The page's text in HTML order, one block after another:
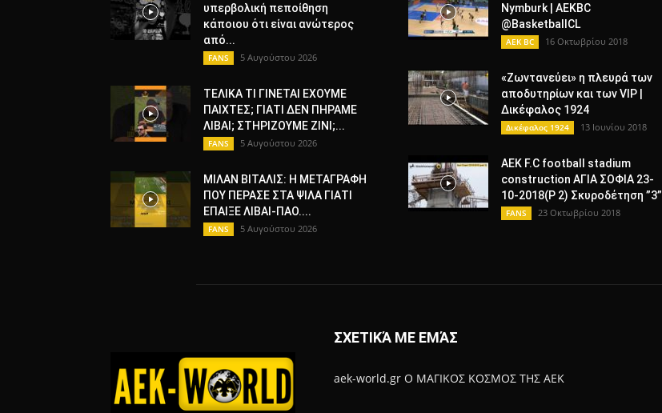
υπερβολική πεποίθηση
κάποιου ότι είναι ανώτερος
από...
FANS 5 Αυγούστου 2026
ΤΕΛΙΚΑ ΤΙ ΓΙΝΕΤΑΙ ΕΧΟΥΜΕ
ΠΑΙΧΤΕΣ; ΓΙΑΤΙ ΔΕΝ ΠΗΡΑΜΕ
ΛΙΒΑΙ; ΣΤΗΡΙΖΟΥΜΕ ΖΙΝΙ;...
FANS 5 Αυγούστου 2026
ΜΙΛΑΝ ΒΙΤΑΛΙΣ: Η ΜΕΤΑΓΡΑΦΗ
ΠΟΥ ΠΕΡΑΣΕ ΣΤΑ ΨΙΛΑ ΓΙΑΤΙ
ΕΠΑΙΞΕ ΛΙΒΑΙ-ΠΑΟ....
FANS 5 Αυγούστου 2026
Nymburk | AEKBC
@BasketballCL
AEK BC 16 Οκτωβρίου 2018
«Ζωντανεύει» η πλευρά των
αποδυτηρίων και των VIP |
Δικέφαλος 1924
Δικέφαλος 1924 13 Ιουνίου 2018
AEK F.C football stadium
construction ΑΓΙΑ ΣΟΦΙΑ 23-
10-2018(P 2) Σκυροδέτηση ”3”
FANS 23 Οκτωβρίου 2018
ΣΧΕΤΙΚΆ ΜΕ ΕΜΆΣ
aek-world.gr Ο ΜΑΓΙΚΟΣ ΚΟΣΜΟΣ ΤΗΣ ΑΕΚ